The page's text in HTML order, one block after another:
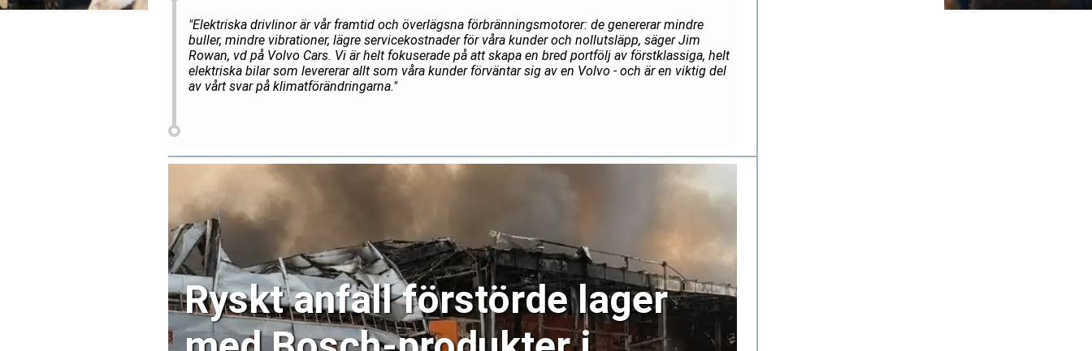
"Elektriska drivlinor är vår framtid och överlägsna förbränningsmotorer: de genererar mindre
buller, mindre vibrationer, lägre servicekostnader för våra kunder och nollutsläpp, säger Jim
Rowan, vd på Volvo Cars. Vi är helt fokuserade på att skapa en bred portfölj av förstklassiga, helt
elektriska bilar som levererar allt som våra kunder förväntar sig av en Volvo - och är en viktig del
av vårt svar på klimatförändringarna."
Ryskt anfall förstörde lager